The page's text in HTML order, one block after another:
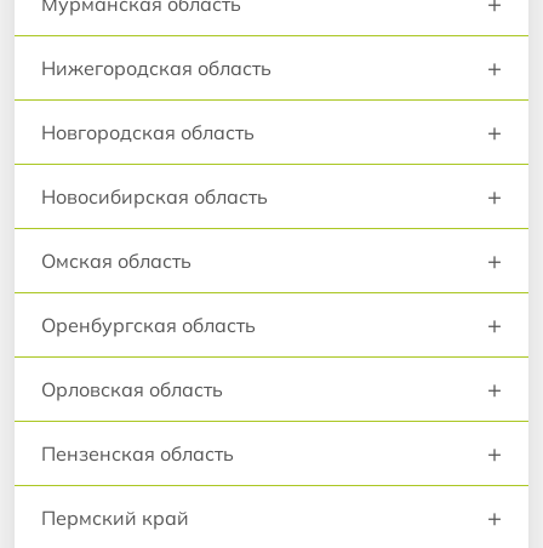
Нижегородская область +
Новгородская область +
Новосибирская область +
Омская область +
Оренбургская область +
Орловская область +
Пензенская область +
Пермский край +